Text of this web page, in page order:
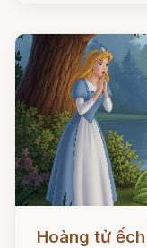
Hoàng tử ếch